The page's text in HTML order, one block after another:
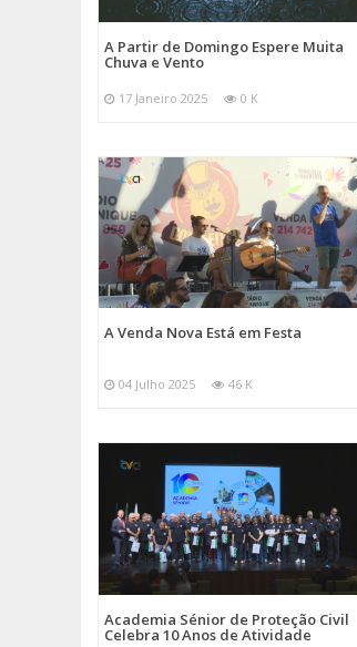
A Partir de Domingo Espere Muita
Chuva e Vento
17 Janeiro 2025 0 K
A Venda Nova Está em Festa
04 Julho 2025 46 K
Academia Sénior de Proteção Civil
Celebra 10 Anos de Atividade